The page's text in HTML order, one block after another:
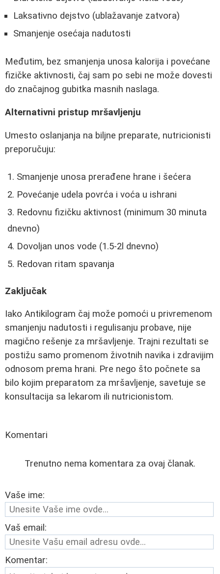
Laksativno dejstvo (ublažavanje zatvora)
Smanjenje osećaja nadutosti
Međutim, bez smanjenja unosa kalorija i povećane
fizičke aktivnosti, čaj sam po sebi ne može dovesti
do značajnog gubitka masnih naslaga.
Alternativni pristup mršavljenju
Umesto oslanjanja na biljne preparate, nutricionisti
preporučuju:
Smanjenje unosa prerađene hrane i šećera
Povećanje udela povrća i voća u ishrani
Redovnu fizičku aktivnost (minimum 30 minuta
dnevno)
Dovoljan unos vode (1.5-2l dnevno)
Redovan ritam spavanja
Zaključak
Iako Antikilogram čaj može pomoći u privremenom
smanjenju nadutosti i regulisanju probave, nije
magično rešenje za mršavljenje. Trajni rezultati se
postižu samo promenom životnih navika i zdravijim
odnosom prema hrani. Pre nego što počnete sa
bilo kojim preparatom za mršavljenje, savetuje se
konsultacija sa lekarom ili nutricionistom.
Komentari
Trenutno nema komentara za ovaj članak.
Vaše ime:
Vaš email:
Komentar: